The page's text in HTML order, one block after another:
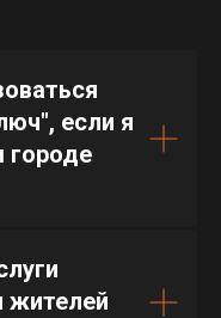
если я
городе
жителей